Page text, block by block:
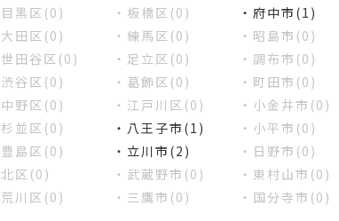
目黒区(0)
大田区(0)
世田谷区(0)
渋谷区(0)
中野区(0)
杉並区(0)
豊島区(0)
北区(0)
荒川区(0)
・板橋区(0)
・練馬区(0)
・足立区(0)
・葛飾区(0)
・江戸川区(0)
・八王子市(1)
・立川市(2)
・武蔵野市(0)
・三鷹市(0)
・府中市(1)
・昭島市(0)
・調布市(0)
・町田市(0)
・小金井市(0)
・小平市(0)
・日野市(0)
・東村山市(0)
・国分寺市(0)